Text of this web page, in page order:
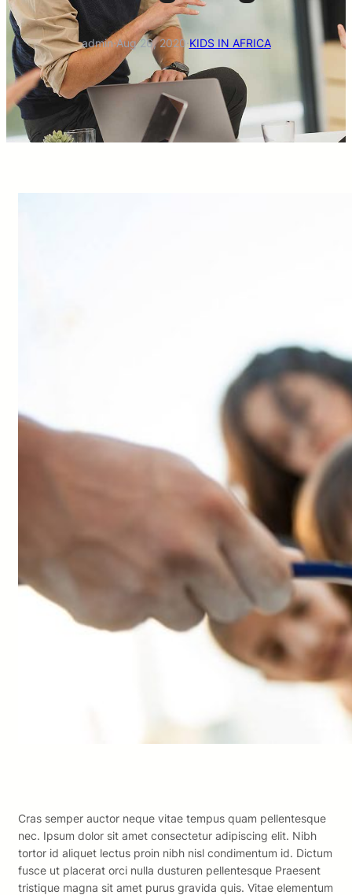
admin·Aug 26, 2020·KIDS IN AFRICA
Cras semper auctor neque vitae tempus quam pellentesque
nec. Ipsum dolor sit amet consectetur adipiscing elit. Nibh
tortor id aliquet lectus proin nibh nisl condimentum id. Dictum
fusce ut placerat orci nulla dusturen pellentesque Praesent
tristique magna sit amet purus gravida quis. Vitae elementum